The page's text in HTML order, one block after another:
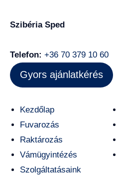
Szibéria Sped
Telefon: +36 70 379 10 60
Gyors ajánlatkérés
Kezdőlap
Fuvarozás
Raktározás
Vámügyintézés
Szolgáltatásaink